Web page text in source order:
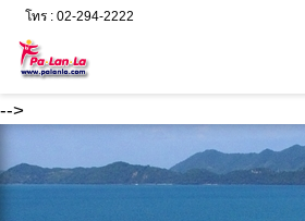
-->
โทร : 02-294-2222